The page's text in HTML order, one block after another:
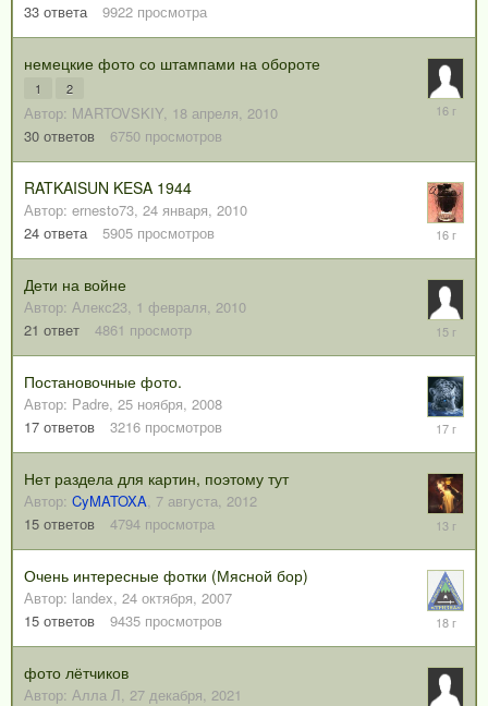
33 ответа 9922 просмотра
немецкие фото со штампами на обороте
1 2
Автор: MARTOVSKIY, 18 апреля, 2010
30 ответов 6750 просмотров
RATKAISUN KESA 1944
Автор: ernesto73, 24 января, 2010
24 ответа 5905 просмотров
2010
Дети на войне
Автор: Алекс23, 1 февраля, 2010
21 ответ 4861 просмотр
30
2010
Постановочные фото.
Автор: Padre, 25 ноября, 2008
17 ответов 3216 просмотров
2008
Нет раздела для картин, поэтому тут
Автор: CyMATOXA, 7 августа, 2012
15 ответов 4794 просмотра
2013
Очень интересные фотки (Мясной бор)
Автор: landex, 24 октября, 2007
15 ответов 9435 просмотров
13
2007
фото лётчиков
Автор: Алла Л, 27 декабря, 2021